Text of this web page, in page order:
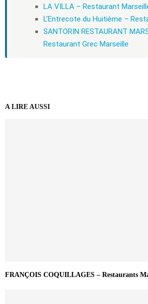
LA VILLA – Restaurant
L’Entrecote du Huitième –
SANTORIN RESTAURANT
Restaurant Grec Marseille
A LIRE AUSSI
FRANÇOIS COQUILLAGES – Restaurants